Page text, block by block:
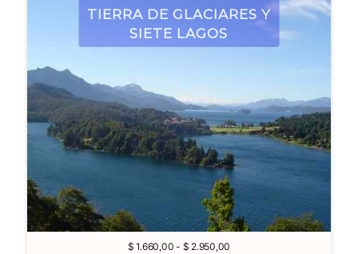
Tierra de Glaciares y
Siete Lagos
$ 1.660,00 - $ 2.950,00